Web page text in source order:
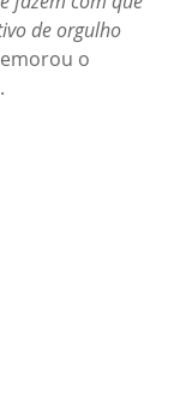
de orgulho
o